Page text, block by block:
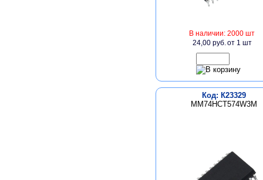
В наличии: 2000 шт
24,00 руб.от 1 шт
Код: К23329
MM74HCT574W3M